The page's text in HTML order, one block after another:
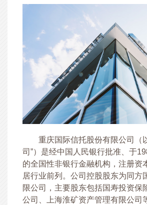
重庆国际信托股份有限公司（
司”）是经中国人民银行批准、于
的全国性非银行金融机构，注册资
居行业前列。公司控股股东为同方
限公司，主要股东包括国寿投资保
公司、上海淮矿资产管理有限公司